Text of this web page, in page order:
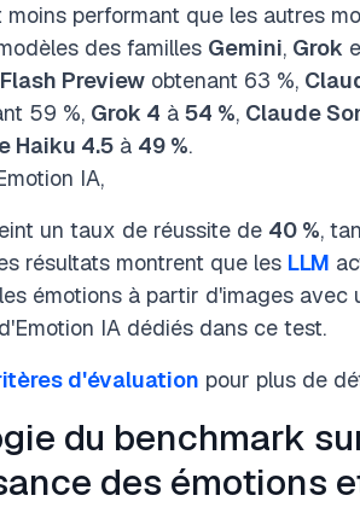
moins performant que les autres
des familles Gemini, Grok
Preview obtenant 63 %,
59 %, Grok 4 à 54 %, Claude
Haiku 4.5 à 49 %.
IA,
un taux de réussite de 40 %,
résultats montrent que les LLM
émotions à partir d'images avec
IA dédiés dans ce test.
d'évaluation pour plus de
du benchmark
des émotions